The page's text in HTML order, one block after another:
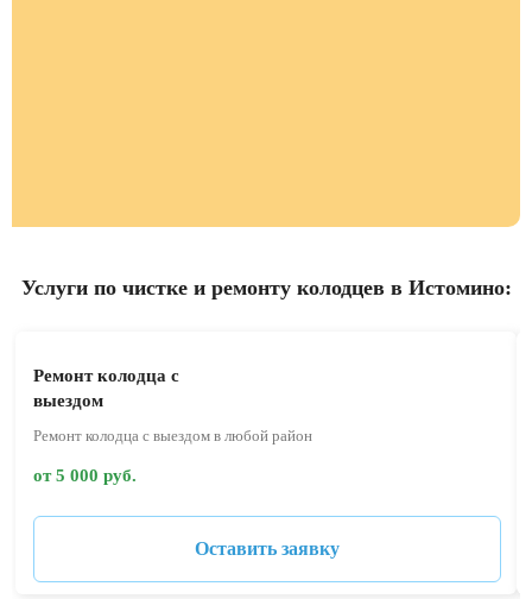
Услуги по чистке и ремонту колодцев в Истомино:
Ремонт колодца с
выездом
Ремонт колодца с выездом в любой район
от 5 000 руб.
Оставить заявку